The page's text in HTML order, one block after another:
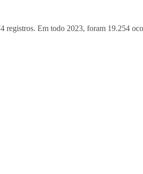
Em todo 2023, foram 19.254